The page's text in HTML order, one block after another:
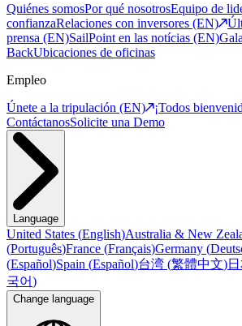
Quiénes somosPor qué nosotrosEquipo de
confianzaRelaciones con inversores (EN)
prensa (EN)SailPoint en las notícias (EN)
BackUbicaciones de oficinas
Empleo
Únete a la tripulación (EN)
¡Todos
ContáctanosSolicite una Demo
Language
United States (English)Australia & New
(Português)France (Français)Germany (
(Español)Spain (Español)台湾 (繁體中文)
국어)
Change language